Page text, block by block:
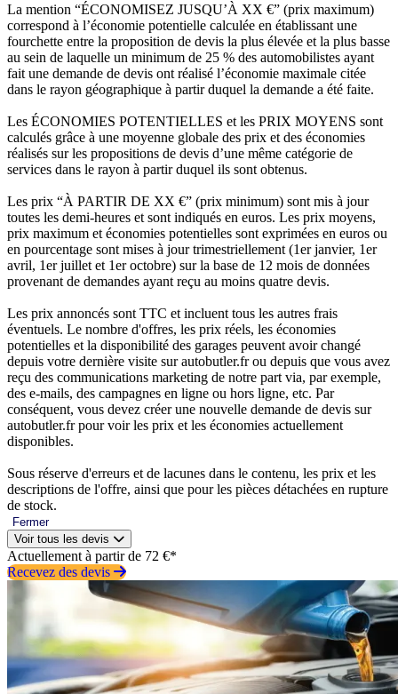
La mention “ÉCONOMISEZ JUSQU’À XX €” (prix maximum)
correspond à l’économie potentielle calculée en établissant une
fourchette entre la proposition de devis la plus élevée et la plus basse
au sein de laquelle un minimum de 25 % des automobilistes ayant
fait une demande de devis ont réalisé l’économie maximale citée
dans le rayon géographique à partir duquel la demande a été faite.
Les ÉCONOMIES POTENTIELLES et les PRIX MOYENS sont
calculés grâce à une moyenne globale des prix et des économies
réalisés sur les propositions de devis d’une même catégorie de
services dans le rayon à partir duquel ils sont obtenus.
Les prix “À PARTIR DE XX €” (prix minimum) sont mis à jour
toutes les demi-heures et sont indiqués en euros. Les prix moyens,
prix maximum et économies potentielles sont exprimées en euros ou
en pourcentage sont mises à jour trimestriellement (1er janvier, 1er
avril, 1er juillet et 1er octobre) sur la base de 12 mois de données
provenant de demandes ayant reçu au moins quatre devis.
Les prix annoncés sont TTC et incluent tous les autres frais
éventuels. Le nombre d'offres, les prix réels, les économies
potentielles et la disponibilité des garages peuvent avoir changé
depuis votre dernière visite sur autobutler.fr ou depuis que vous avez
reçu des communications marketing de notre part via, par exemple,
des e-mails, des campagnes en ligne ou hors ligne, etc. Par
conséquent, vous devez créer une nouvelle demande de devis sur
autobutler.fr pour voir les prix et les économies actuellement
disponibles.
Sous réserve d'erreurs et de lacunes dans le contenu, les prix et les
descriptions de l'offre, ainsi que pour les pièces détachées en rupture
de stock.
Fermer
Voir tous les devis
Actuellement à partir de 72 €*
Recevez des devis